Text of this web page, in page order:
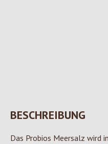
BESCHREIBUNG
Das Probios Meersalz wird